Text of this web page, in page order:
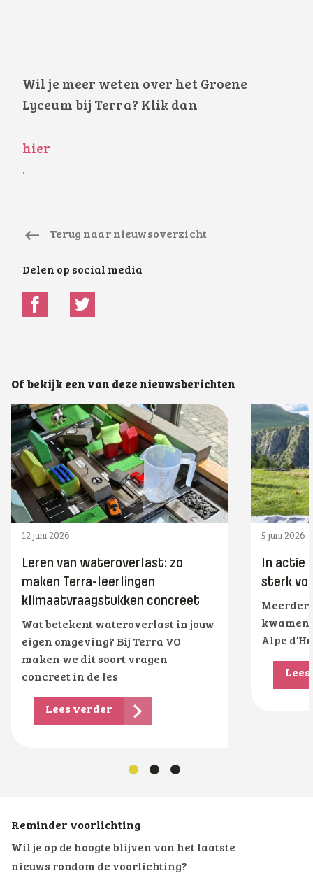
Wil je meer weten over het Groene
Lyceum bij Terra? Klik dan
hier
.
Terug naar nieuwsoverzicht
Delen op social media
Of bekijk een van deze nieuwsberichten
12 juni 2026
Leren van wateroverlast: zo
maken Terra-leerlingen
klimaatvraagstukken concreet
Wat betekent wateroverlast in jouw
eigen omgeving? Bij Terra VO
maken we dit soort vragen
concreet in de les
Lees verder
5 juni 2026
In actie
sterk
kwamen
Alpe
Reminder voorlichting
Wil je op de hoogte blijven van het laatste
nieuws rondom de voorlichting?